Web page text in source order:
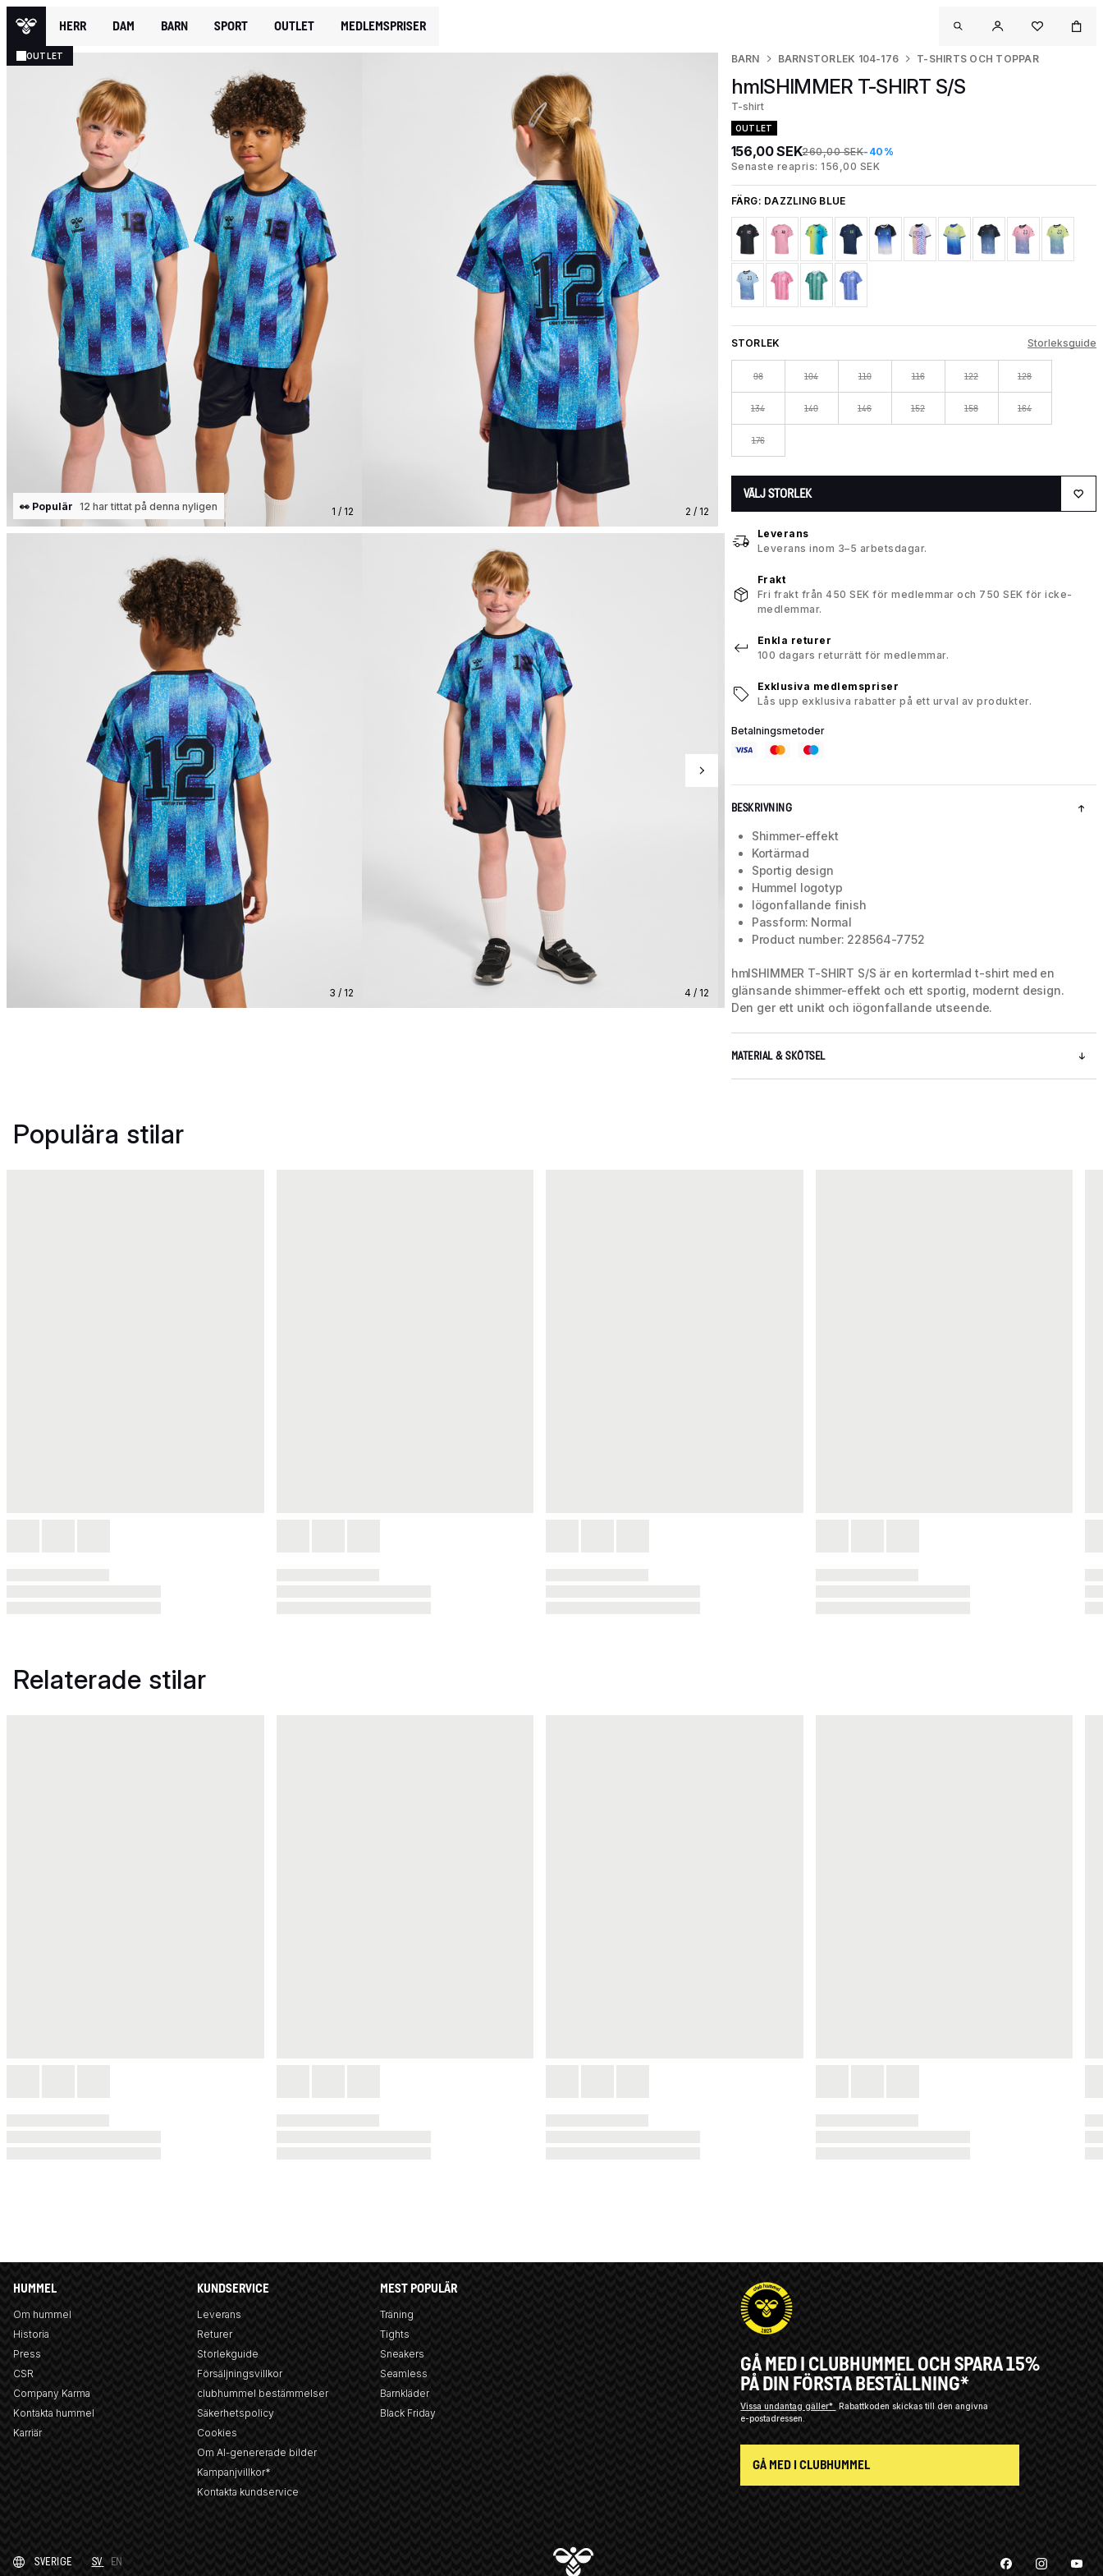
HERR DAM BARN SPORT OUTLET MEDLEMSPRISER
OUTLET
1 / 12
👀 Populär 12 har tittat på denna nyligen 2 / 12
3 / 12 4 / 12 5 / 12
BARN BARNSTORLEK 104-176 T-SHIRTS OCH TOPPAR
hmlSHIMMER T-SHIRT S/S
T-shirt
OUTLET
156,00 SEK260,00 SEK-40%
Senaste reapris: 156,00 SEK
FÄRG: DAZZLING BLUE
STORLEK Storleksguide
98 104 110 116 122 128
134 140 146 152 158 164
176
VÄLJ STORLEK
Leverans
Leverans inom 3–5 arbetsdagar.
Frakt
Fri frakt från 450 SEK för medlemmar och 750 SEK för icke-
medlemmar.
Enkla returer
100 dagars returrätt för medlemmar.
Exklusiva medlemspriser
Lås upp exklusiva rabatter på ett urval av produkter.
Betalningsmetoder
BESKRIVNING
Shimmer-effekt
Kortärmad
Sportig design
Hummel logotyp
Iögonfallande finish
Passform: Normal
Product number: 228564-7752
hmlSHIMMER T-SHIRT S/S är en kortermlad t-shirt med en
glänsande shimmer-effekt och ett sportig, modernt design.
Den ger ett unikt och iögonfallande utseende.
MATERIAL & SKÖTSEL
Populära stilar
Relaterade stilar
HUMMEL
Om hummel
Historia
Press
CSR
Company Karma
Kontakta hummel
Karriär
KUNDSERVICE
Leverans
Returer
Storlekguide
Försäljningsvillkor
clubhummel bestämmelser
Säkerhetspolicy
Cookies
Om AI-genererade bilder
Kampanjvillkor*
Kontakta kundservice
MEST POPULÄR
Träning
Tights
Sneakers
Seamless
Barnkläder
Black Friday
GÅ MED I CLUBHUMMEL OCH SPARA 15%
PÅ DIN FÖRSTA BESTÄLLNING*
Vissa undantag gäller*
Rabattkoden skickas till den angivna
e-postadressen.
GÅ MED I CLUBHUMMEL
SVERIGE SV EN